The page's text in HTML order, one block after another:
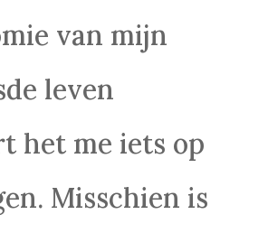
van mijn
leven
het me iets op
Misschien is